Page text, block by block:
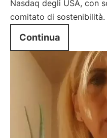
Nasdaq degli USA, con
comitato di sostenibilità.
Continua